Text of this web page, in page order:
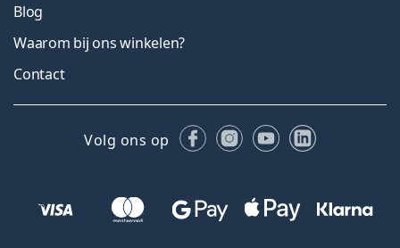
Blog
Waarom bij ons winkelen?
Contact
Volg ons op FacebookInstagram
YouTubeLinkedIn